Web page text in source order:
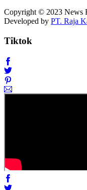
Copyright © 2023 News
Developed by PT. Raja
Tiktok